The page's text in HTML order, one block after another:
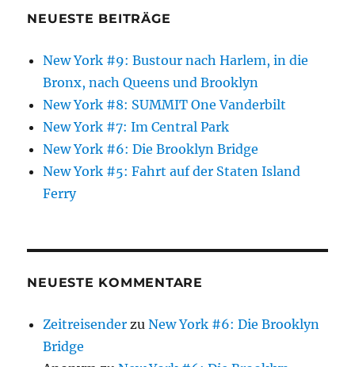
NEUESTE BEITRÄGE
New York #9: Bustour nach Harlem, in die
Bronx, nach Queens und Brooklyn
New York #8: SUMMIT One Vanderbilt
New York #7: Im Central Park
New York #6: Die Brooklyn Bridge
New York #5: Fahrt auf der Staten Island
Ferry
NEUESTE KOMMENTARE
Zeitreisender zuNew York #6: Die Brooklyn
Bridge